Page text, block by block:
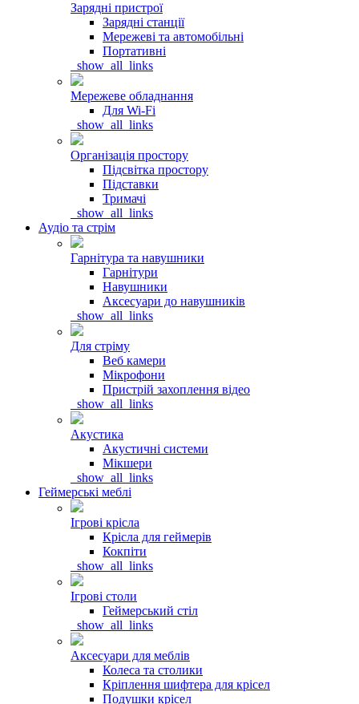
Зарядні пристрої
Зарядні станції
Мережеві та автомобільні
Портативні
_show_all_links
Мережеве обладнання
Для Wi-Fi
_show_all_links
Організація простору
Підсвітка простору
Підставки
Тримачі
_show_all_links
Аудіо та стрім
Гарнітура та навушники
Гарнітури
Навушники
Аксесуари до навушників
_show_all_links
Для стріму
Веб камери
Мікрофони
Пристрій захоплення відео
_show_all_links
Акустика
Акустичні системи
Мікшери
_show_all_links
Геймерські меблі
Ігрові крісла
Крісла для геймерів
Кокпіти
_show_all_links
Ігрові столи
Геймерський стіл
_show_all_links
Аксесуари для меблів
Колеса та столики
Кріплення шифтера для крісел
Подушки крісел